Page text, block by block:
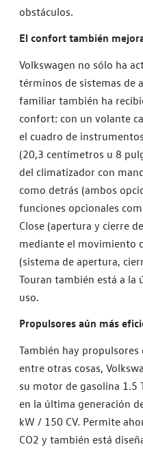
obstáculos.
El confort también
Volkswagen no sólo ha
términos de sistemas de
familiar también ha
confort: con un volante
el cuadro de
(20,3 centímetros u 8
del climatizador con
como detrás (ambos
funciones opcionales
Close (apertura y cierre
mediante el movimiento
(sistema de apertura,
Touran también está a la
uso.
Propulsores aún más
También hay
entre otras cosas,
su motor de gasolina 1.5
en la última generación
kW / 150 CV. Permite
CO2 y también está